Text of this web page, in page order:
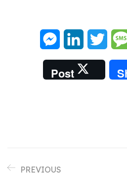
Message
Twitter
LinkedIn
Post
PREVIOUS